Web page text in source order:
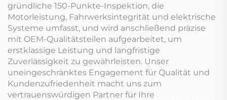
gründliche 150-Punkte-Inspektion, die
Motorleistung, Fahrwerksintegrität und elektrische
Systeme umfasst, und wird anschließend präzise
mit OEM-Qualitätsteilen aufgearbeitet, um
erstklassige Leistung und langfristige
Zuverlässigkeit zu gewährleisten. Unser
uneingeschränktes Engagement für Qualität und
Kundenzufriedenheit macht uns zum
vertrauenswürdigen Partner für Ihre